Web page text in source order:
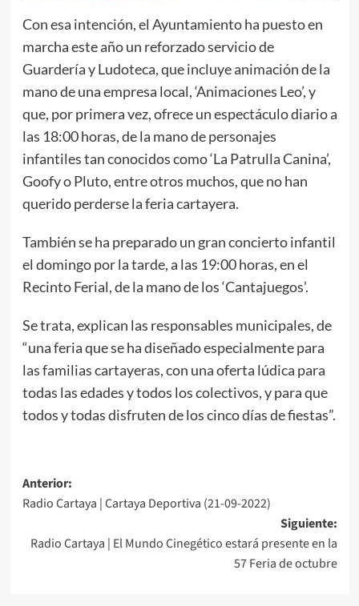
Con esa intención, el Ayuntamiento ha puesto en
marcha este año un reforzado servicio de
Guardería y Ludoteca, que incluye animación de la
mano de una empresa local, ‘Animaciones Leo’, y
que, por primera vez, ofrece un espectáculo diario a
las 18:00 horas, de la mano de personajes
infantiles tan conocidos como ‘La Patrulla Canina’,
Goofy o Pluto, entre otros muchos, que no han
querido perderse la feria cartayera.
También se ha preparado un gran concierto infantil
el domingo por la tarde, a las 19:00 horas, en el
Recinto Ferial, de la mano de los ‘Cantajuegos’.
Se trata, explican las responsables municipales, de
“una feria que se ha diseñado especialmente para
las familias cartayeras, con una oferta lúdica para
todas las edades y todos los colectivos, y para que
todos y todas disfruten de los cinco días de fiestas”.
Anterior:
Radio Cartaya | Cartaya Deportiva (21-09-2022)
Siguiente:
Radio Cartaya | El Mundo Cinegético estará presente en la
57 Feria de octubre